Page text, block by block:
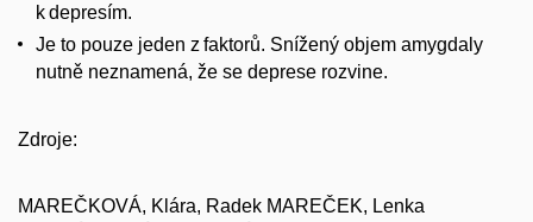
k depresím.
Je to pouze jeden z faktorů. Snížený objem amygdaly
nutně neznamená, že se deprese rozvine.
Zdroje:
MAREČKOVÁ, Klára, Radek MAREČEK, Lenka